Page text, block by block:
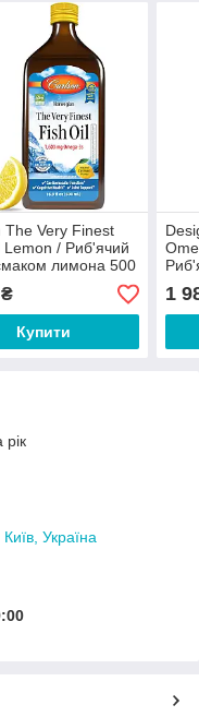
The Very Finest
Lemon / Риб'ячий
лимона 500
Купити
мл
1
рік
Україна